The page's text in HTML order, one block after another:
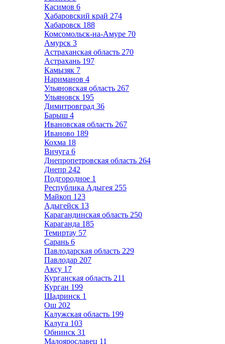
Касимов 6
Хабаровский край 274
Хабаровск 188
Комсомольск-на-Амуре 70
Амурск 3
Астраханская область 270
Астрахань 197
Камызяк 7
Нариманов 4
Ульяновская область 267
Ульяновск 195
Димитровград 36
Барыш 4
Ивановская область 267
Иваново 189
Кохма 18
Вичуга 6
Днепропетровская область 264
Днепр 242
Подгородное 1
Республика Адыгея 255
Майкоп 123
Адыгейск 13
Карагандинская область 250
Караганда 185
Темиртау 57
Сарань 6
Павлодарская область 229
Павлодар 207
Аксу 17
Курганская область 211
Курган 199
Шадринск 1
Ош 202
Калужская область 199
Калуга 103
Обнинск 31
Малоярославец 11